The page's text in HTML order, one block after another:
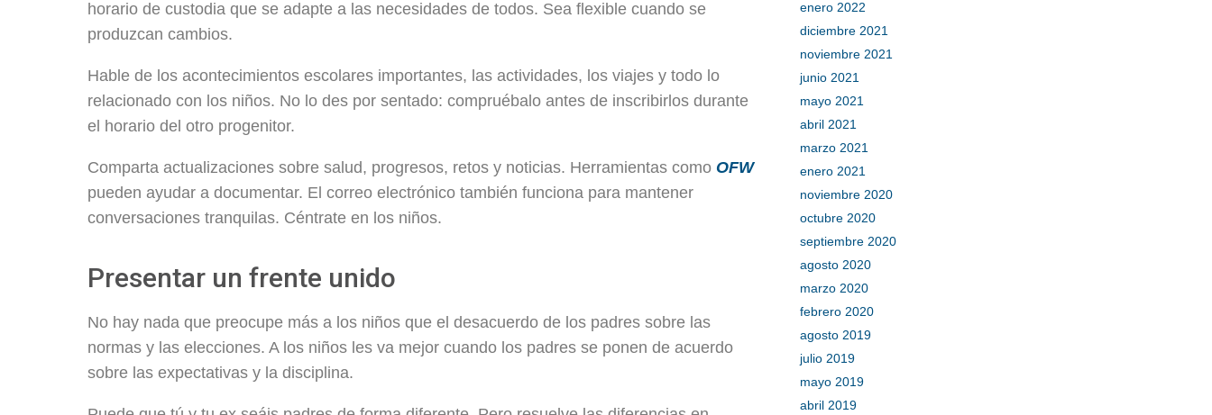
horario de custodia que se adapte a las necesidades de todos. Sea flexible cuando se
produzcan cambios.
Hable de los acontecimientos escolares importantes, las actividades, los viajes y todo lo
relacionado con los niños. No lo des por sentado: compruébalo antes de inscribirlos durante
el horario del otro progenitor.
Comparta actualizaciones sobre salud, progresos, retos y noticias. Herramientas como OFW
pueden ayudar a documentar. El correo electrónico también funciona para mantener
conversaciones tranquilas. Céntrate en los niños.
Presentar un frente unido
No hay nada que preocupe más a los niños que el desacuerdo de los padres sobre las
normas y las elecciones. A los niños les va mejor cuando los padres se ponen de acuerdo
sobre las expectativas y la disciplina.
enero 2022
diciembre 2021
noviembre 2021
junio 2021
mayo 2021
abril 2021
marzo 2021
enero 2021
noviembre 2020
octubre 2020
septiembre 2020
agosto 2020
marzo 2020
febrero 2020
agosto 2019
julio 2019
mayo 2019
abril 2019